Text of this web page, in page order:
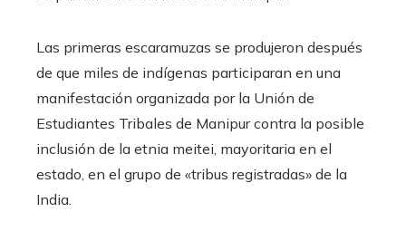
Las primeras escaramuzas se produjeron después
de que miles de indígenas participaran en una
manifestación organizada por la Unión de
Estudiantes Tribales de Manipur contra la posible
inclusión de la etnia meitei, mayoritaria en el
estado, en el grupo de «tribus registradas» de la
India.